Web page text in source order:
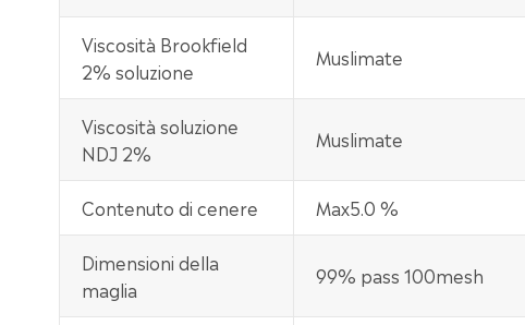
Viscosità Brookfield
2% soluzione
Muslimate
Viscosità soluzione
NDJ 2%
Muslimate
Contenuto di cenere Max5.0 %
Dimensioni della
maglia
99% pass 100mesh